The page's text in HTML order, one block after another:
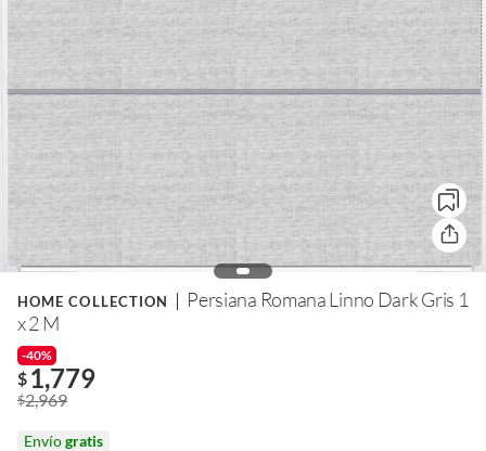
HOME COLLECTION
Persiana Romana Linno Dark Gris 1
x 2 M
-40%
$ 1,779
$2,969
Envíogratis